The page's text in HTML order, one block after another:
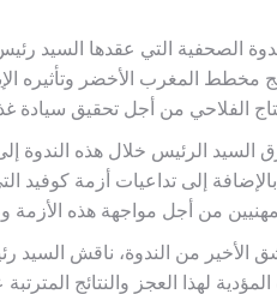
مخطط المغرب الأخضر وتأثيره
الفلاحي من أجل تحقيق سيادة
السيد الرئيس خلال هذه الندوة
بالإضافة إلى تداعيات أزمة
من أجل مواجهة هذه الأزمة
المؤدية لهذا العجز والنتائج